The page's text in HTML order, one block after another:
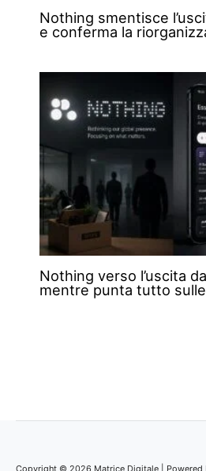
Nothing smentisce
e conferma la
Nothing verso l’uscita
mentre punta tutto
Copyright © 2026 Matrice Digitale |